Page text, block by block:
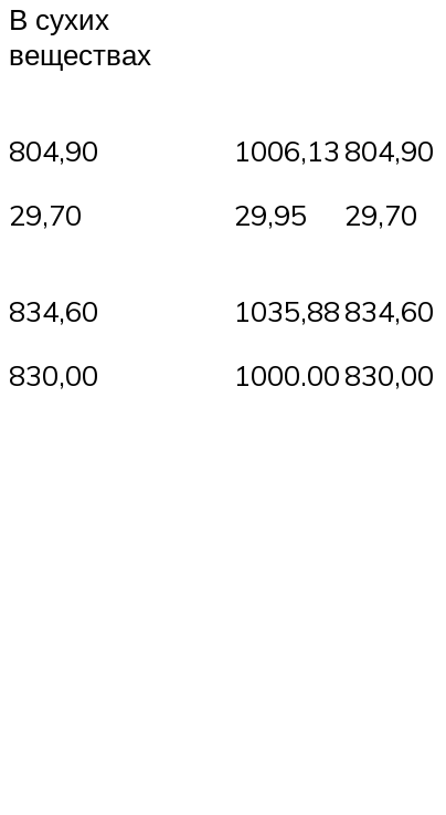
В сухих
веществах
804,90
29,70
1006,13
29,95
804,90
29,70
834,60
830,00
1035,88
1000.00
834,60
830,00